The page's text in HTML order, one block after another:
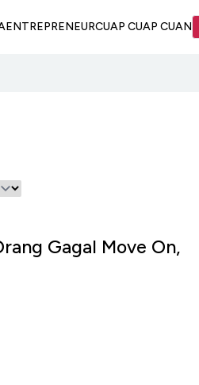
ENTREPRENEURCUAP CUAP CUAN
Gagal Move On,